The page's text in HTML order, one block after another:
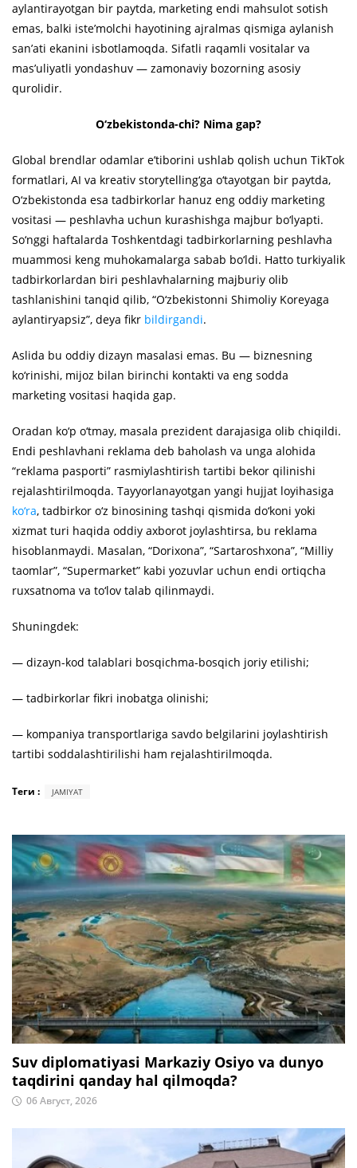
aylantirayotgan bir paytda, marketing endi mahsulot sotish
emas, balki iste’molchi hayotining ajralmas qismiga aylanish
san’ati ekanini isbotlamoqda. Sifatli raqamli vositalar va
mas’uliyatli yondashuv — zamonaviy bozorning asosiy
qurolidir.
O‘zbekistonda-chi? Nima gap?
Global brendlar odamlar e’tiborini ushlab qolish uchun TikTok
formatlari, AI va kreativ storytelling‘ga o‘tayotgan bir paytda,
O‘zbekistonda esa tadbirkorlar hanuz eng oddiy marketing
vositasi — peshlavha uchun kurashishga majbur bo‘lyapti.
So‘nggi haftalarda Toshkentdagi tadbirkorlarning peshlavha
muammosi keng muhokamalarga sabab bo‘ldi. Hatto turkiyalik
tadbirkorlardan biri peshlavhalarning majburiy olib
tashlanishini tanqid qilib, “O‘zbekistonni Shimoliy Koreyaga
aylantiryapsiz”, deya fikr bildirgandi.
Aslida bu oddiy dizayn masalasi emas. Bu — biznesning
ko‘rinishi, mijoz bilan birinchi kontakti va eng sodda
marketing vositasi haqida gap.
Oradan ko‘p o‘tmay, masala prezident darajasiga olib chiqildi.
Endi peshlavhani reklama deb baholash va unga alohida
“reklama pasporti” rasmiylashtirish tartibi bekor qilinishi
rejalashtirilmoqda. Tayyorlanayotgan yangi hujjat loyihasiga
ko‘ra, tadbirkor o‘z binosining tashqi qismida do‘koni yoki
xizmat turi haqida oddiy axborot joylashtirsa, bu reklama
hisoblanmaydi. Masalan, “Dorixona”, “Sartaroshxona”, “Milliy
taomlar”, “Supermarket” kabi yozuvlar uchun endi ortiqcha
ruxsatnoma va to‘lov talab qilinmaydi.
Shuningdek:
— dizayn-kod talablari bosqichma-bosqich joriy etilishi;
— tadbirkorlar fikri inobatga olinishi;
— kompaniya transportlariga savdo belgilarini joylashtirish
tartibi soddalashtirilishi ham rejalashtirilmoqda.
Теги : JAMIYAT
Suv diplomatiyasi Markaziy Osiyo va dunyo
taqdirini qanday hal qilmoqda?
06 Август, 2026